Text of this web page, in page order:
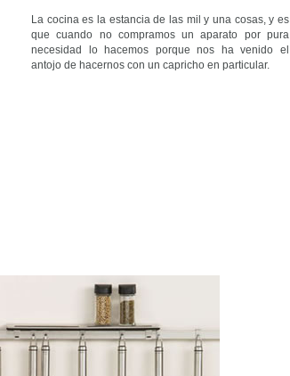
La cocina es la estancia de las mil y una cosas, y es
que cuando no compramos un aparato por pura
necesidad lo hacemos porque nos ha venido el
antojo de hacernos con un capricho en particular.